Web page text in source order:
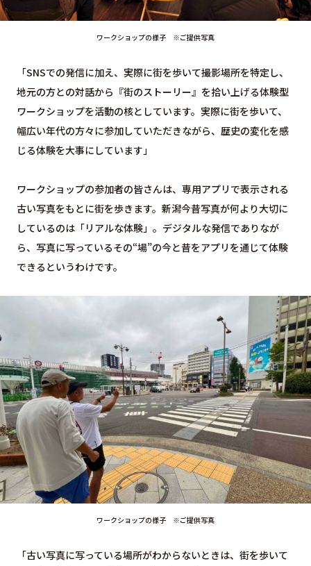
ワークショップの様子 ※ご提供写真
「SNSでの発信に加え、実際に街を歩いて撮影場所を特定し、
地元の方との対話から『街のストーリー』を拾い上げる体験型
ワークショップを活動の核としています。実際に街を歩いて、
幅広い年代の方々に参加していただきながら、歴史の変化を感
じる体験を大事にしています」
ワークショップの参加者の皆さんは、専用アプリで表示される
古い写真をもとに街を歩きます。新潟今昔写真が何より大切に
しているのは「リアルな体験」。デジタルな発信でありなが
ら、写真に写っているその“場”の今と昔をアプリを通じて体験
できるというわけです。
ワークショップの様子 ※ご提供写真
「古い写真に写っている場所がわからないときは、街を歩いて